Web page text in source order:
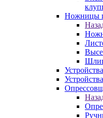
Ножницы